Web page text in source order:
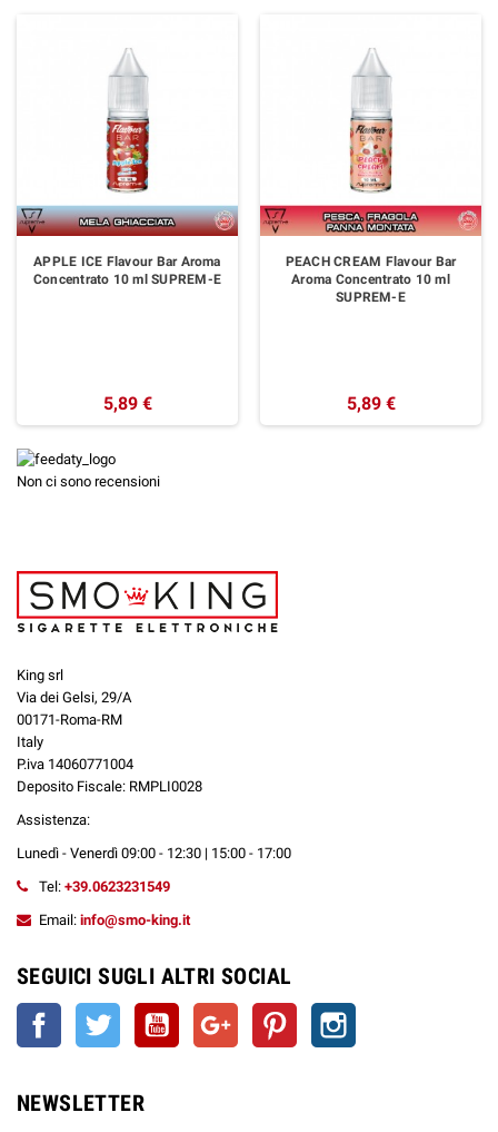
APPLE ICE Flavour Bar Aroma
Concentrato 10 ml SUPREM-E
5,89 €
PEACH CREAM Flavour Bar
Aroma Concentrato 10 ml
SUPREM-E
5,89 €
Non ci sono recensioni
King srl
Via dei Gelsi, 29/A
00171-Roma-RM
Italy
P.iva 14060771004
Deposito Fiscale: RMPLI0028
Assistenza:
Lunedì - Venerdì 09:00 - 12:30 | 15:00 - 17:00
Tel: +39.0623231549
Email: info@smo-king.it
SEGUICI SUGLI ALTRI SOCIAL
Facebook Twitter YouTube Google+ Pinterest
NEWSLETTER